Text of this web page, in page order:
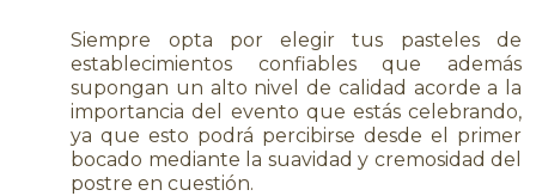
Siempre opta por elegir tus pasteles de
establecimientos confiables que además
supongan un alto nivel de calidad acorde a la
importancia del evento que estás celebrando,
ya que esto podrá percibirse desde el primer
bocado mediante la suavidad y cremosidad del
postre en cuestión.